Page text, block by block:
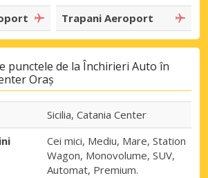
Trapani Aeroport
punctele de la Închirieri Auto în
Oraș
Sicilia, Catania Center
Cei mici, Mediu, Mare, Station
Wagon, Monovolume, SUV,
Automat, Premium.